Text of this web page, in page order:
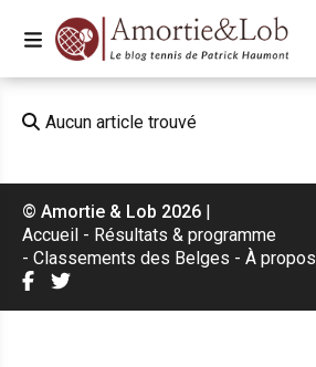
Aucun article trouvé
© Amortie & Lob 2026 |
Accueil
Résultats & programme
Classements des Belges
À propos